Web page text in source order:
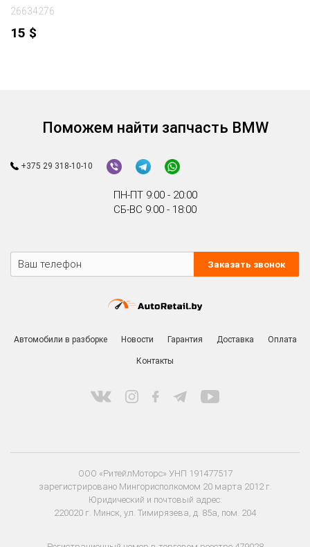
26634276
15 $
Поможем найти запчасть BMW
+375 29 318-10-10
ПН-ПТ 9:00 - 20:00
СБ-ВС 9:00 - 18:00
Заказать звонок
Автомобили в разборке Новости Гарантия Доставка Оплата
Контакты
ООО «РитейлМоторс» УНП 191477517
зарегистрировано Мингорисполкомом 20 марта 2012 г.
Юридический и почтовый адрес:
220020 г. Минск, ул. Тимирязева, д. 85а, пом. 204